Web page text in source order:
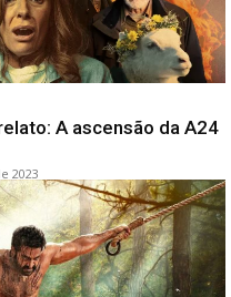
A ascensão da A24
2023